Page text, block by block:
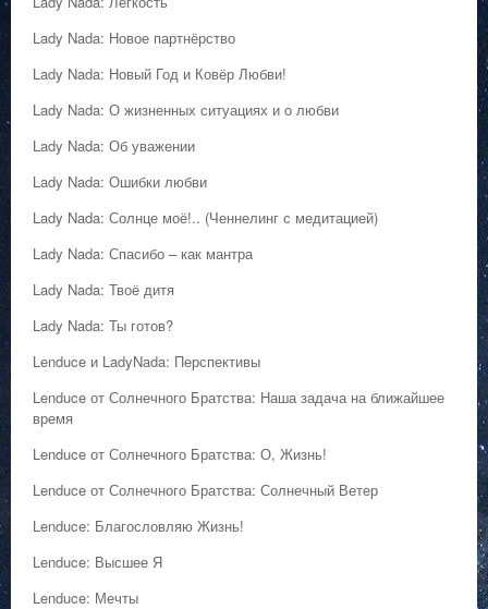
Lady Nada: Новое партнёрство
Lady Nada: Новый Год и Ковёр Любви!
Lady Nada: О жизненных ситуациях и о любви
Lady Nada: Об уважении
Lady Nada: Ошибки любви
Lady Nada: Солнце моё!.. (Ченнелинг с медитацией)
Lady Nada: Спасибо – как мантра
Lady Nada: Твоё дитя
Lady Nada: Ты готов?
Lenduce и LadyNada: Перспективы
Lenduce от Солнечного Братства: Наша задача на ближайшее
время
Lenduce от Солнечного Братства: О, Жизнь!
Lenduce от Солнечного Братства: Солнечный Ветер
Lenduce: Благословляю Жизнь!
Lenduce: Высшее Я
Lenduce: Мечты